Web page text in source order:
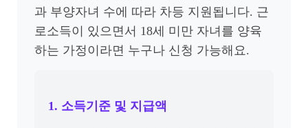
과 부양자녀 수에 따라 차등 지원됩니다. 근
로소득이 있으면서 18세 미만 자녀를 양육
하는 가정이라면 누구나 신청 가능해요.
1. 소득기준 및 지급액